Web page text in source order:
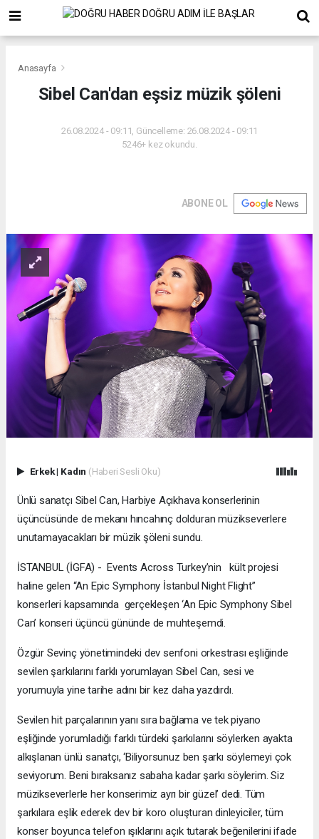
Anasayfa
Sibel Can'dan eşsiz müzik şöleni
26.08.2024 - 09:11, Güncelleme: 26.08.2024 - 09:11
5246+ kez okundu.
ABONE OL
Erkek| Kadın (Haberi Sesli Oku)
Ünlü sanatçı Sibel Can, Harbiye Açıkhava konserlerinin
üçüncüsünde de mekanı hıncahınç dolduran müzikseverlere
unutamayacakları bir müzik şöleni sundu.
İSTANBUL (İGFA) - Events Across Turkey’nin kült projesi
haline gelen “An Epic Symphony İstanbul Night Flight”
konserleri kapsamında gerçekleşen ‘An Epic Symphony Sibel
Can’ konseri üçüncü gününde de muhteşemdi.
Özgür Sevinç yönetimindeki dev senfoni orkestrası eşliğinde
sevilen şarkılarını farklı yorumlayan Sibel Can, sesi ve
yorumuyla yine tarihe adını bir kez daha yazdırdı.
Sevilen hit parçalarının yanı sıra bağlama ve tek piyano
eşliğinde yorumladığı farklı türdeki şarkılarını söylerken ayakta
alkışlanan ünlü sanatçı, ‘Biliyorsunuz ben şarkı söylemeyi çok
seviyorum. Beni bıraksanız sabaha kadar şarkı söylerim. Siz
müzikseverlerle her konserimiz ayrı bir güzel’ dedi. Tüm
şarkılara eşlik ederek dev bir koro oluşturan dinleyiciler, tüm
konser boyunca telefon ışıklarını açık tutarak beğenilerini ifade